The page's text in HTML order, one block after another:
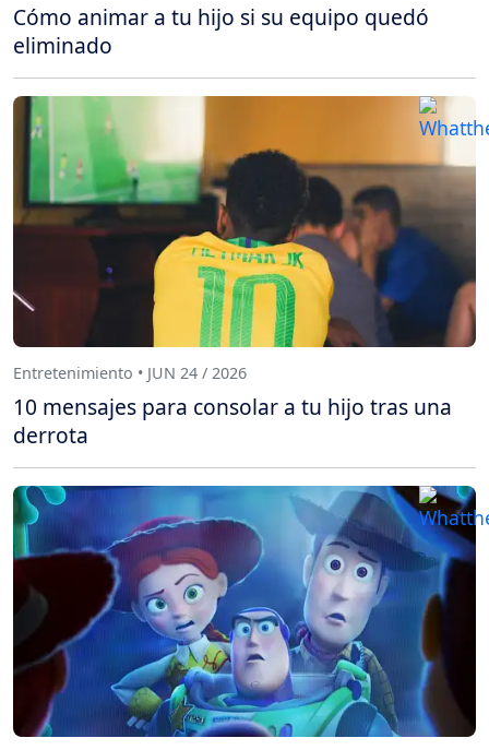
Cómo animar a tu hijo si su equipo quedó
eliminado
Entretenimiento • JUN 24 / 2026
10 mensajes para consolar a tu hijo tras una
derrota